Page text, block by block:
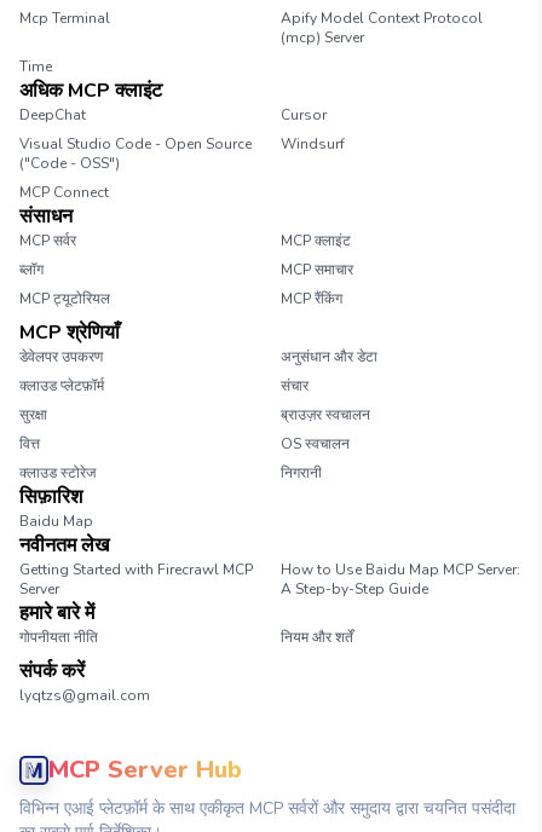
Mcp Terminal
Apify Model Context Protocol
(mcp) Server
Time
अधिक MCP क्लाइंट
DeepChat
Cursor
Visual Studio Code - Open Source
("Code - OSS")
Windsurf
MCP Connect
संसाधन
MCP सर्वर
MCP क्लाइंट
ब्लॉग
MCP समाचार
MCP ट्यूटोरियल
MCP रैंकिंग
MCP श्रेणियाँ
डेवेलपर उपकरण
अनुसंधान और डेटा
क्लाउड प्लेटफ़ॉर्म
संचार
सुरक्षा
ब्राउज़र स्वचालन
वित्त
OS स्वचालन
क्लाउड स्टोरेज
निगरानी
सिफ़ारिश
Baidu Map
नवीनतम लेख
Getting Started with Firecrawl MCP
Server
How to Use Baidu Map MCP Server:
A Step-by-Step Guide
हमारे बारे में
गोपनीयता नीति नियम और शर्तें
संपर्क करें
lyqtzs@gmail.com
MCP Server Hub
विभिन्न एआई प्लेटफ़ॉर्म के साथ एकीकृत MCP सर्वरों और समुदाय द्वारा चयनित पसंदीदा